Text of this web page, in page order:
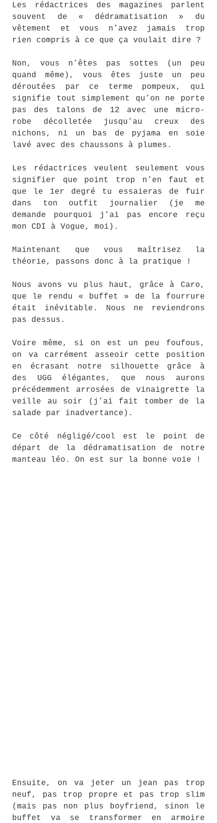
Les rédactrices des magazines parlent
souvent de « dédramatisation » du
vêtement et vous n’avez jamais trop
rien compris à ce que ça voulait dire ?
Non, vous n’êtes pas sottes (un peu
quand même), vous êtes juste un peu
déroutées par ce terme pompeux, qui
signifie tout simplement qu’on ne porte
pas des talons de 12 avec une micro-
robe décolletée jusqu’au creux des
nichons, ni un bas de pyjama en soie
lavé avec des chaussons à plumes.
Les rédactrices veulent seulement vous
signifier que point trop n’en faut et
que le 1er degré tu essaieras de fuir
dans ton outfit journalier (je me
demande pourquoi j’ai pas encore reçu
mon CDI à Vogue, moi).
Maintenant que vous maîtrisez la
théorie, passons donc à la pratique !
Nous avons vu plus haut, grâce à Caro,
que le rendu « buffet » de la fourrure
était inévitable. Nous ne reviendrons
pas dessus.
Voire même, si on est un peu foufous,
on va carrément asseoir cette position
en écrasant notre silhouette grâce à
des UGG élégantes, que nous aurons
précédemment arrosées de vinaigrette la
veille au soir (j’ai fait tomber de la
salade par inadvertance).
Ce côté négligé/cool est le point de
départ de la dédramatisation de notre
manteau léo. On est sur la bonne voie !
Ensuite, on va jeter un jean pas trop
neuf, pas trop propre et pas trop slim
(mais pas non plus boyfriend, sinon le
buffet va se transformer en armoire